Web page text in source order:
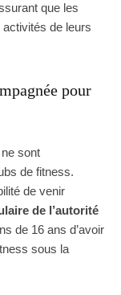
que les
de leurs
pour
sont
de fitness.
de venir
de l’autorité
de 16 ans d’avoir
sous la